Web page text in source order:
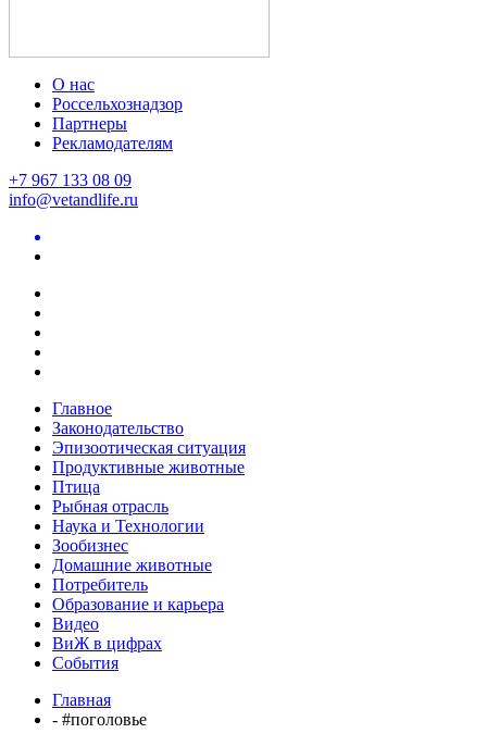
О нас
Россельхознадзор
Партнеры
Рекламодателям
+7 967 133 08 09
info@vetandlife.ru
Главное
Законодательство
Эпизоотическая ситуация
Продуктивные животные
Птица
Рыбная отрасль
Наука и Технологии
Зообизнес
Домашние животные
Потребитель
Образование и карьера
Видео
ВиЖ в цифрах
События
Главная
- #поголовье